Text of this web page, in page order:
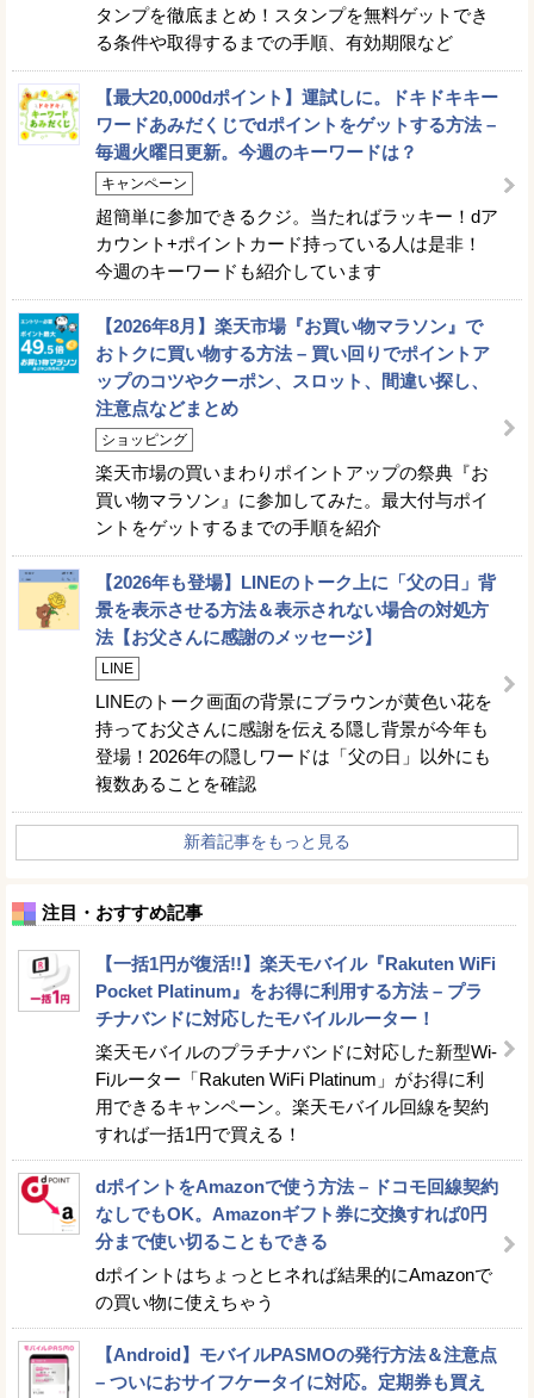
タンプを徹底まとめ！スタンプを無料ゲットでき
る条件や取得するまでの手順、有効期限など
【最大20,000dポイント】運試しに。ドキドキキー
ワードあみだくじでdポイントをゲットする方法 –
毎週火曜日更新。今週のキーワードは？
キャンペーン
超簡単に参加できるクジ。当たればラッキー！dア
カウント+ポイントカード持っている人は是非！
今週のキーワードも紹介しています
【2026年8月】楽天市場『お買い物マラソン』で
おトクに買い物する方法 – 買い回りでポイントア
ップのコツやクーポン、スロット、間違い探し、
注意点などまとめ
ショッピング
楽天市場の買いまわりポイントアップの祭典『お
買い物マラソン』に参加してみた。最大付与ポイ
ントをゲットするまでの手順を紹介
【2026年も登場】LINEのトーク上に「父の日」背
景を表示させる方法＆表示されない場合の対処方
法【お父さんに感謝のメッセージ】
LINE
LINEのトーク画面の背景にブラウンが黄色い花を
持ってお父さんに感謝を伝える隠し背景が今年も
登場！2026年の隠しワードは「父の日」以外にも
複数あることを確認
新着記事をもっと見る
注目・おすすめ記事
【一括1円が復活!!】楽天モバイル『Rakuten WiFi
Pocket Platinum』をお得に利用する方法 – プラ
チナバンドに対応したモバイルルーター！
楽天モバイルのプラチナバンドに対応した新型Wi-
Fiルーター「Rakuten WiFi Platinum」がお得に利
用できるキャンペーン。楽天モバイル回線を契約
すれば一括1円で買える！
dポイントをAmazonで使う方法 – ドコモ回線契約
なしでもOK。Amazonギフト券に交換すれば0円
分まで使い切ることもできる
dポイントはちょっとヒネれば結果的にAmazonで
の買い物に使えちゃう
【Android】モバイルPASMOの発行方法＆注意点
– ついにおサイフケータイに対応。定期券も買え